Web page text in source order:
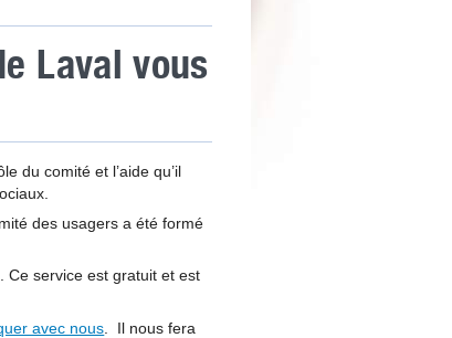
Laval vous
du comité et l’aide qu’il
des usagers a été formé
Ce service est gratuit et est
avec nous . Il nous fera